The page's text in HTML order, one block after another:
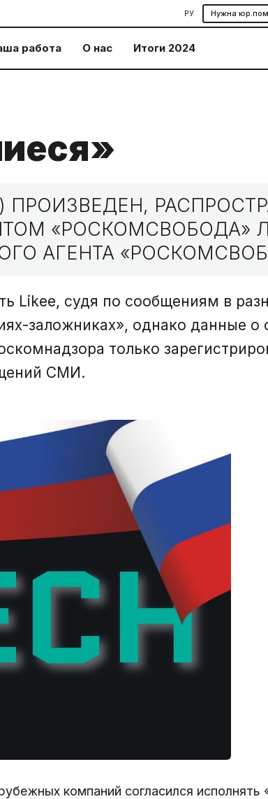
РУ Нужна
работа О нас Итоги 2024
«РОСКОМСВОБОДА»
АГЕНТА
Likee, судя по сообщениям в
заложниках», однако данные о
только
СМИ.
компаний согласился исполнять